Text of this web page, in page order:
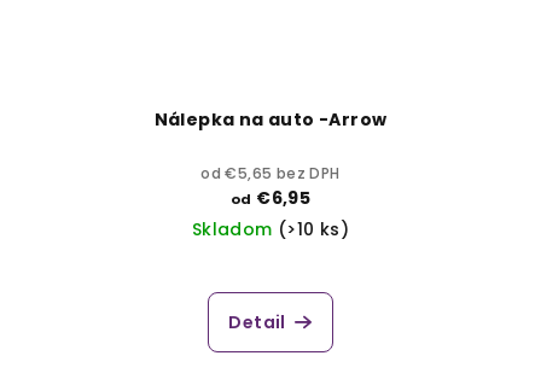
Nálepka na auto -Arrow
od €5,65 bez DPH
od €6,95
Skladom (>10 ks)
Detail